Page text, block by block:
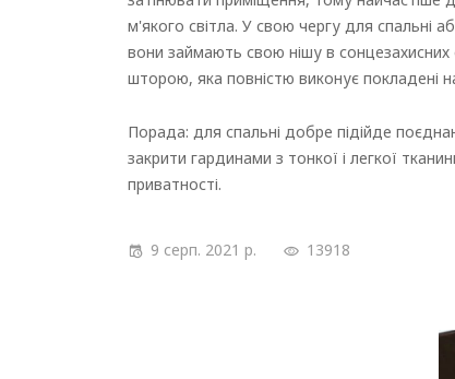
м'якого світла. У свою чергу для спальні
вони займають свою нішу в
шторою, яка повністю виконує покладені
Порада: для спальні добре підійде
закрити гардинами з тонкої і легкої
приватності.
9 серп. 2021 р. 13918